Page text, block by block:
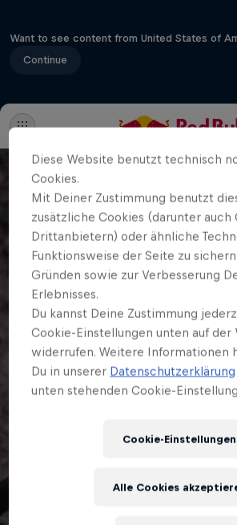
Want to see content from United States of
Continue
Diese Website benutzt technisch
Cookies.
Mit Deiner Zustimmung benutzt
zusätzliche Cookies (darunter auch
Drittanbietern) oder ähnliche
Funktionsweise der Seite zu
Gründen sowie zur Verbesserung
Erlebnisses.
Du kannst Deine Zustimmung
Cookie-Einstellungen unten auf der
widerrufen. Weitere Informationen
Du in unserer Datenschutzerklärung
unten stehenden Cookie-
Cookie-Einstellungen
Alle Cookies